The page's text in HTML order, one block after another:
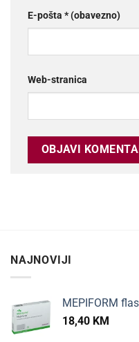
E-pošta * (obavezno)
Web-stranica
NAJNOVIJI
MEPIFORM
18,40 KM